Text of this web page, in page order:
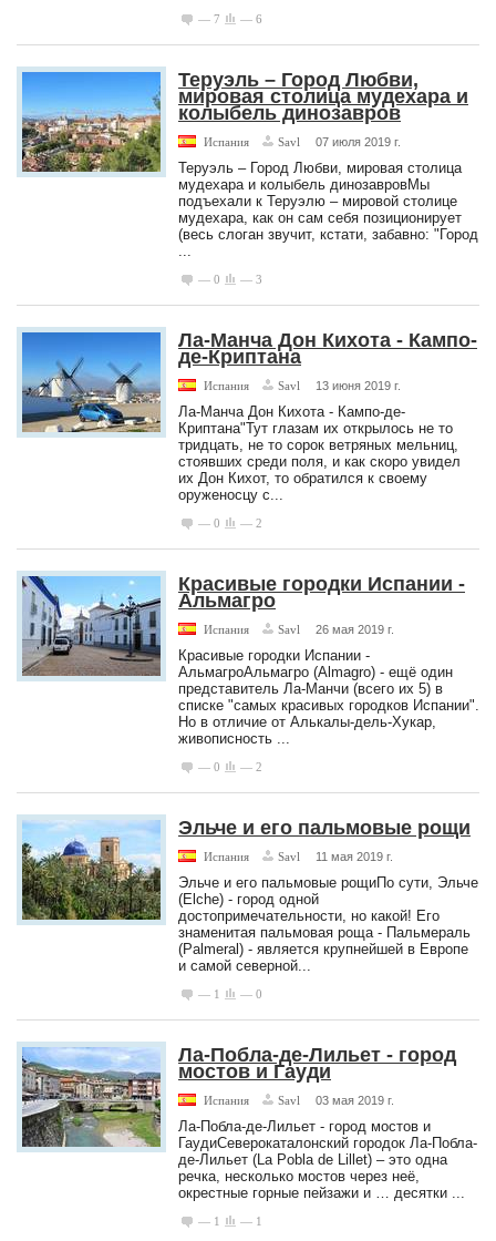
— 7 — 6
Теруэль – Город Любви,
мировая столица мудехара и
колыбель динозавров
Испания Savl 07 июля 2019 г.
Теруэль – Город Любви, мировая столица
мудехара и колыбель динозавровМы
подъехали к Теруэлю – мировой столице
мудехара, как он сам себя позиционирует
(весь слоган звучит, кстати, забавно: "Город
...
— 0 — 3
Ла-Манча Дон Кихота - Кампо-
де-Криптана
Испания Savl 13 июня 2019 г.
Ла-Манча Дон Кихота - Кампо-де-
Криптана"Тут глазам их открылось не то
тридцать, не то сорок ветряных мельниц,
стоявших среди поля, и как скоро увидел
их Дон Кихот, то обратился к своему
оруженосцу с...
— 0 — 2
Красивые городки Испании -
Альмагро
Испания Savl 26 мая 2019 г.
Красивые городки Испании -
АльмагроАльмагро (Almagro) - ещё один
представитель Ла-Манчи (всего их 5) в
списке "самых красивых городков Испании".
Но в отличие от Алькалы-дель-Хукар,
живописность ...
— 0 — 2
Эльче и его пальмовые рощи
Испания Savl 11 мая 2019 г.
Эльче и его пальмовые рощиПо сути, Эльче
(Elche) - город одной
достопримечательности, но какой! Его
знаменитая пальмовая роща - Пальмераль
(Palmeral) - является крупнейшей в Европе
и самой северной...
— 1 — 0
Ла-Побла-де-Лильет - город
мостов и Гауди
Испания Savl 03 мая 2019 г.
Ла-Побла-де-Лильет - город мостов и
ГаудиСеверокаталонский городок Ла-Побла-
де-Лильет (La Pobla de Lillet) – это одна
речка, несколько мостов через неё,
окрестные горные пейзажи и … десятки ...
— 1 — 1